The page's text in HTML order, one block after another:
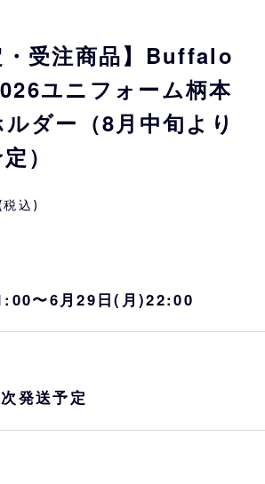
・受注商品】Buffalo
ユニフォーム柄本
ダー（8月中旬より
）
税込)
〜6月29日(月)22:00
発送予定